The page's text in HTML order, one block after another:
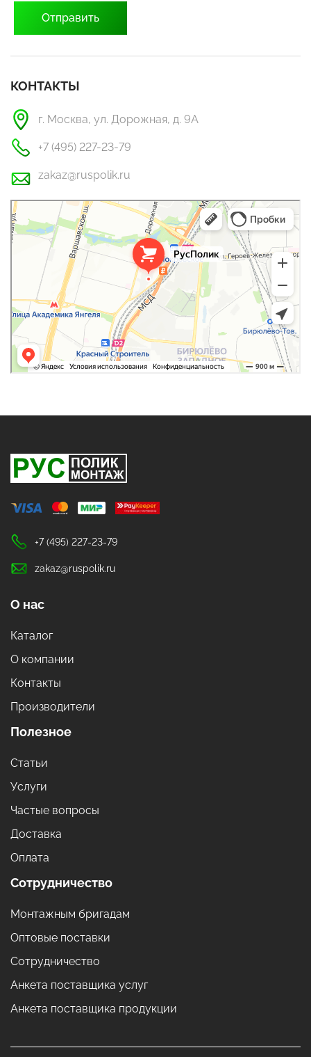
КОНТАКТЫ
г. Москва, ул. Дорожная, д. 9А
+7 (495) 227-23-79
zakaz@ruspolik.ru
РусПолик
Оргстекло, поликарбонат в Москве
Строительные и отделочные работы в Москве
+7 (495) 227-23-79
zakaz@ruspolik.ru
О нас
Каталог
О компании
Контакты
Производители
Полезное
Статьи
Услуги
Частые вопросы
Доставка
Оплата
Сотрудничество
Монтажным бригадам
Оптовые поставки
Сотрудничество
Анкета поставщика услуг
Анкета поставщика продукции